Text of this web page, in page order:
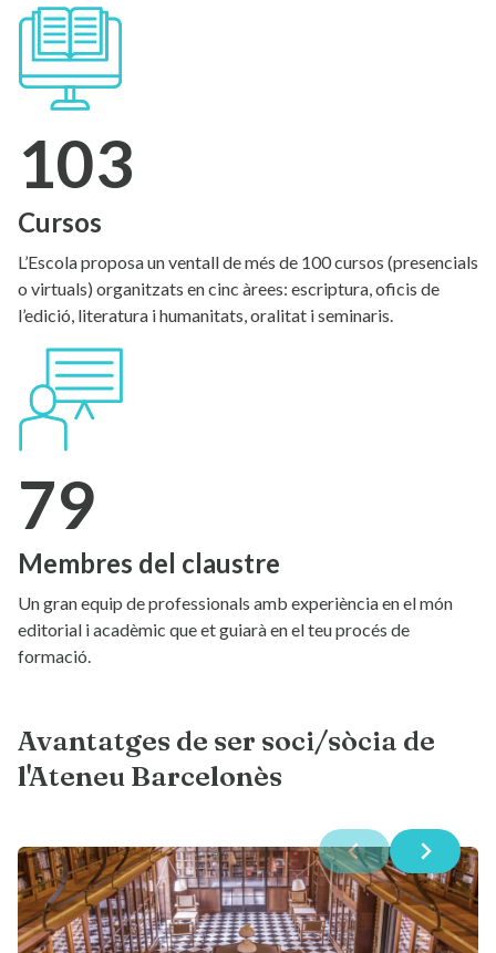
103
Cursos
L’Escola proposa un ventall de més de 100 cursos (presencials
o virtuals) organitzats en cinc àrees: escriptura, oficis de
l’edició, literatura i humanitats, oralitat i seminaris.
79
Membres del claustre
Un gran equip de professionals amb experiència en el món
editorial i acadèmic que et guiarà en el teu procés de
formació.
Avantatges de ser soci/sòcia de
l'Ateneu Barcelonès